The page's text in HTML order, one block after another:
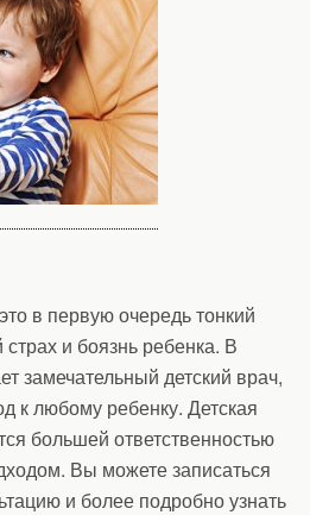
это в первую очередь тонкий
и боязнь ребенка. В
замечательный детский врач,
к любому ребенку. Детская
большей ответственностью
Вы можете записаться
и более подробно узнать